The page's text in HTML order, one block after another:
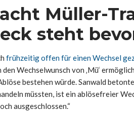
Müller-
steht
frühzeitig offen für einen Wechsel
Wechselwunsch von ‚Mü‘
bestehen würde. Sanwald
müssten, ist ein ablösefreier
ausgeschlossen.“